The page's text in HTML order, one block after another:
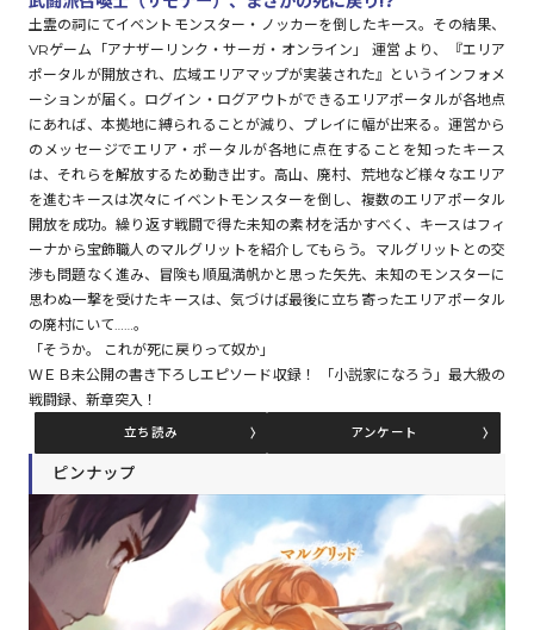
リキューレ
コミックパルフェ
閉じる
土霊の祠にてイベントモンスター・ノッカーを倒したキース。その結果、
VRゲーム「アナザーリンク・サーガ・オンライン」 運営 より、『エリア
ポータルが開放され、広域エリアマップが実装された』というインフォメ
ーションが届く。ログイン・ログアウトができるエリアポータルが各地点
にあれば、本拠地に縛られることが減り、プレイに幅が出来る。運営から
のメッセージでエリア・ポータルが各地に点在することを知ったキース
は、それらを解放するため動き出す。高山、廃村、荒地など様々なエリア
を進むキースは次々にイベントモンスターを倒し、複数のエリアポータル
開放を成功。繰り返す戦闘で得た未知の素材を活かすべく、キースはフィ
ーナから宝飾職人のマルグリットを紹介してもらう。マルグリットとの交
渉も問題なく進み、冒険も順風満帆かと思った矢先、未知のモンスターに
思わぬ一撃を受けたキースは、気づけば最後に立ち寄ったエリアポータル
の廃村にいて……。
「そうか。 これが死に戻りって奴か」
ＷＥＢ未公開の書き下ろしエピソード収録！ 「小説家になろう」最大級の
戦闘録、新章突入！
立ち読み アンケート
ピンナップ